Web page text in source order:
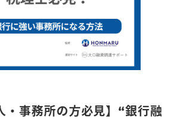
・事務所の方必見】“銀行融